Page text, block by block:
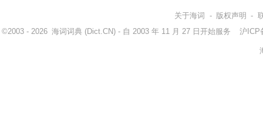
关于海词 - 版权声明 -
©2003 - 2026 海词词典 (Dict.CN) - 自 2003 年 11 月 27 日开始服务 沪ICP